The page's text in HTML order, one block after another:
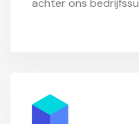
achter ons